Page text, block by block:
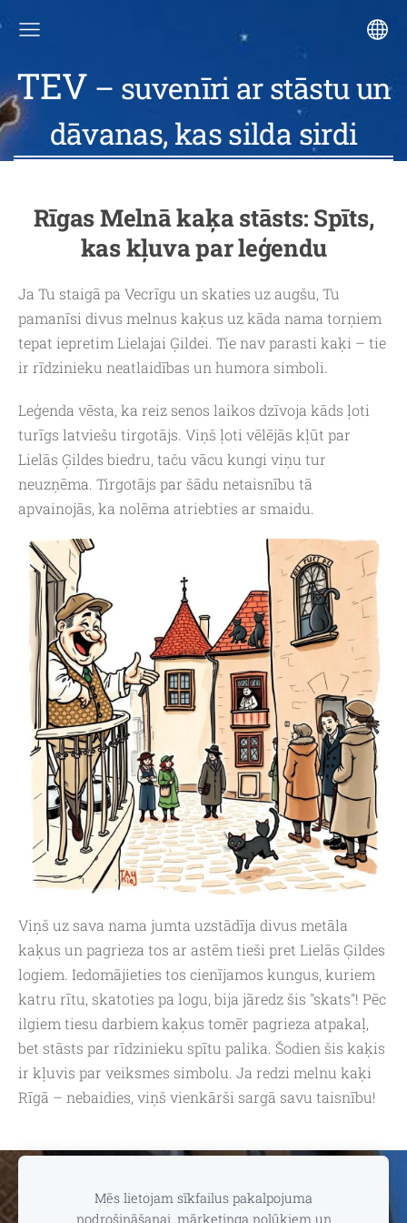
TEV – suvenīri ar stāstu un
dāvanas, kas silda sirdi
Rīgas Melnā kaķa stāsts: Spīts,
kas kļuva par leģendu
Ja Tu staigā pa Vecrīgu un skaties uz augšu, Tu
pamanīsi divus melnus kaķus uz kāda nama torņiem
tepat iepretim Lielajai Ģildei. Tie nav parasti kaķi – tie
ir rīdzinieku neatlaidības un humora simboli.
Leģenda vēsta, ka reiz senos laikos dzīvoja kāds ļoti
turīgs latviešu tirgotājs. Viņš ļoti vēlējās kļūt par
Lielās Ģildes biedru, taču vācu kungi viņu tur
neuzņēma. Tirgotājs par šādu netaisnību tā
apvainojās, ka nolēma atriebties ar smaidu.
Viņš uz sava nama jumta uzstādīja divus metāla
kaķus un pagrieza tos ar astēm tieši pret Lielās Ģildes
logiem. Iedomājieties tos cienījamos kungus, kuriem
katru rītu, skatoties pa logu, bija jāredz šis "skats"! Pēc
ilgiem tiesu darbiem kaķus tomēr pagrieza atpakaļ,
bet stāsts par rīdzinieku spītu palika. Šodien šis kaķis
ir kļuvis par veiksmes simbolu. Ja redzi melnu kaķi
Rīgā – nebaidies, viņš vienkārši sargā savu taisnību!
Mēs lietojam sīkfailus pakalpojuma
nodrošināšanai, mārketinga nolūkiem un